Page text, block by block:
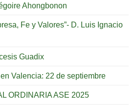
Ahongbonon
Fe y Valores”- D. Luis Ignacio
Guadix
Valencia: 22 de septiembre
ORDINARIA ASE 2025